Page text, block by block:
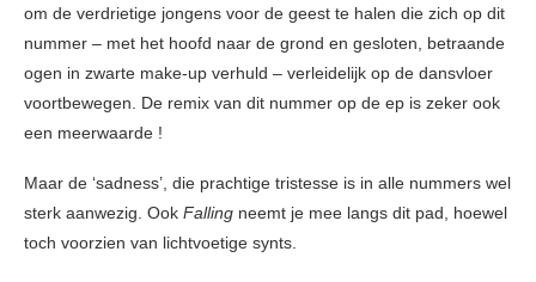
om de verdrietige jongens voor de geest te halen die zich op dit
nummer – met het hoofd naar de grond en gesloten, betraande
ogen in zwarte make-up verhuld – verleidelijk op de dansvloer
voortbewegen. De remix van dit nummer op de ep is zeker ook
een meerwaarde !
Maar de ‘sadness’, die prachtige tristesse is in alle nummers wel
sterk aanwezig. Ook Falling neemt je mee langs dit pad, hoewel
toch voorzien van lichtvoetige synts.